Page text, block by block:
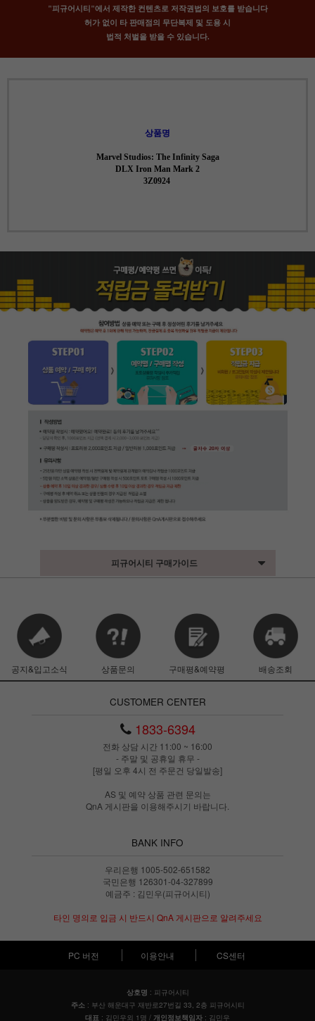
"피규어시티"에서 제작한 컨텐츠로 저작권법의 보호를 받습니다
허가 없이 타 판매점의 무단복제 및 도용 시
법적 처벌을 받을 수 있습니다.
상품명
Marvel Studios: The Infinity Saga
DLX Iron Man Mark 2
3Z0924
피규어시티 구매가이드
공지&입고소식 상품문의 구매평&예약평 배송조회
CUSTOMER CENTER
1833-6394
전화 상담 시간 11:00 ~ 16:00
- 주말 및 공휴일 휴무 -
[평일 오후 4시 전 주문건 당일발송]
AS 및 예약 상품 관련 문의는
QnA 게시판을 이용해주시기 바랍니다.
BANK INFO
우리은행 1005-502-651582
국민은행 126301-04-327899
예금주 : 김민우(피규어시티)
타인 명의로 입금 시 반드시 QnA 게시판으로 알려주세요
PC 버전 이용안내 CS센터
상호명 : 피규어시티
주소: 부산 해운대구 재반로27번길 33, 2층 피규어시티
대표 : 김민우외 1명 / 개인정보책임자 : 김민우